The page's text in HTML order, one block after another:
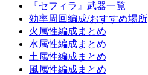
『セフィラ』武器一覧
効率周回編成/おすすめ場所
火属性編成まとめ
水属性編成まとめ
土属性編成まとめ
風属性編成まとめ